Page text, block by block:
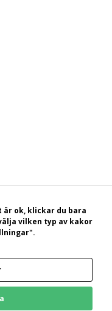
är ok, klickar du bara
vilken typ av kakor